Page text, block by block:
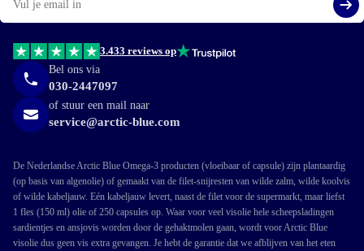
3.433 reviews op
Bel ons via
030-2447097
of stuur een mail naar
service@arctic-blue.com
De Nederlandse Arctic Blue Omega-3 producten (vloeibaar of capsule) zijn plantaardig
(op basis van algenolie) of gemaakt van de filet-snijresten van wilde zalm, wilde koolvis
of wilde kabeljauw. Eén kabeljauw levert, naast de filet voor de supermarkt, maar liefst
1 fles (150 ml) olie of 250 capsules op. Waar voor veel visolie hele scheepsladingen
sardientjes en ansjovis worden door de gehaktmolen gaan, wordt voor Arctic Blue
visolie dus geen vis extra gevangen. Je hebt de garantie dat we afblijven van het eten